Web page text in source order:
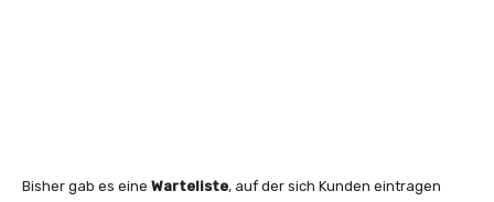
Bisher gab es eine Warteliste, auf der sich Kunden eintragen